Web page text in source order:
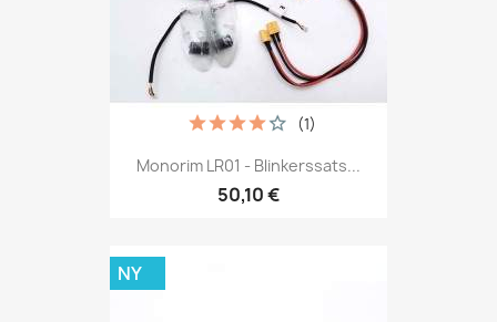
Monorim LR01 - Blinkerssats...
50,10 €
(1)
NY